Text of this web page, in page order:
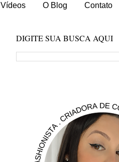
Vídeos O Blog Contato
DIGITE SUA BUSCA AQUI